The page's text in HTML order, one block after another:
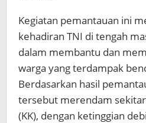
Kegiatan pemantauan ini
kehadiran TNI di tengah
dalam membantu dan
warga yang terdampak
Berdasarkan hasil
tersebut merendam sekitar
(KK), dengan ketinggian